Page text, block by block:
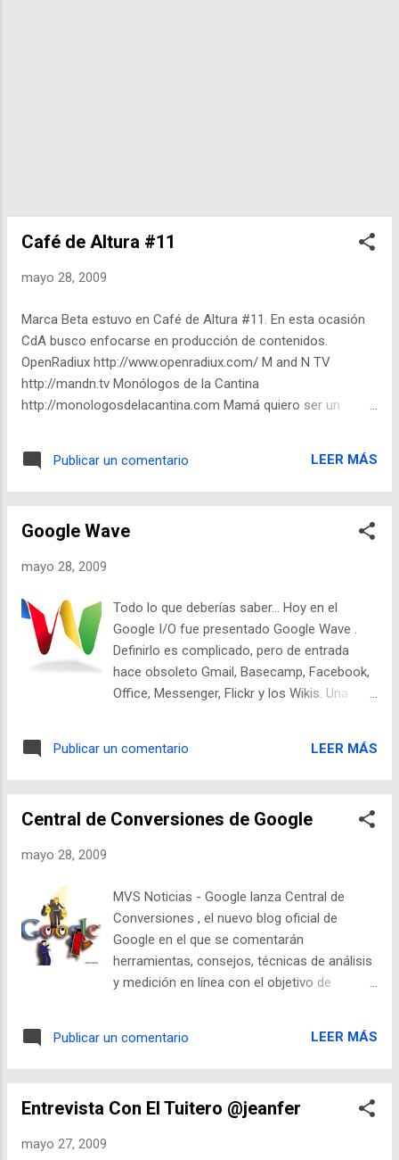
Café de Altura #11
mayo 28, 2009
Marca Beta estuvo en Café de Altura #11. En esta ocasión
CdA busco enfocarse en producción de contenidos.
OpenRadiux http://www.openradiux.com/ M and N TV
http://mandn.tv Monólogos de la Cantina
http://monologosdelacantina.com Mamá quiero ser un
cobertura...
Publicar un comentario LEER MÁS
Google Wave
mayo 28, 2009
Todo lo que deberías saber... Hoy en el
Google I/O fue presentado Google Wave .
Definirlo es complicado, pero de entrada
hace obsoleto Gmail, Basecamp, Facebook,
Office, Messenger, Flickr y los Wikis. Una
wiki, que se convierte en centro de
conversación, que se convierte en un trabajo
blogpost. Lo que vimos es un preview para
próximo año, de la misma manera que Gmail
creó la Web 2.0. Leer artículo completo...
Google Wave: reinventando la web ¿Por qué
tenemos que vivir repartidos entre distintas
formas de comunicación –el e-mail vs el
documentos? ¿Podría un simple y único
Internet hoy en forma continuada? ¿Cuán
simple podemos hacerl...
Publicar un comentario LEER MÁS
Central de Conversiones de Google
mayo 28, 2009
MVS Noticias - Google lanza Central de
Conversiones , el nuevo blog oficial de
Google en el que se comentarán
herramientas, consejos, técnicas de análisis
y medición en línea con el objetivo de
Optimizer, AdPlanner, Insights for Search y
YouTube Insight . El nuevo blog oficial de
ayude a los empresarios, pequeños o
Publicar un comentario LEER MÁS
Entrevista Con El Tuitero @jeanfer
mayo 27, 2009